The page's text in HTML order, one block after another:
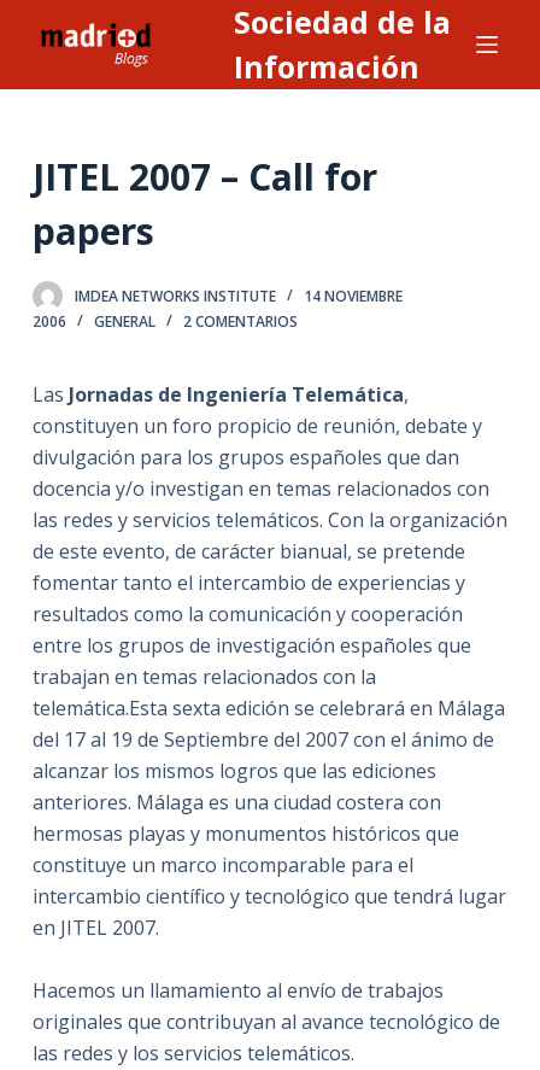
l
o
e
n
d
o
Sociedad de la
Información
JITEL 2007 – Call for
papers
IMDEA NETWORKS INSTITUTE
14 NOVIEMBRE
2006
GENERAL 2 COMENTARIOS
Las Jornadas de Ingeniería Telemática,
constituyen un foro propicio de reunión, debate y
divulgación para los grupos españoles que dan
docencia y/o investigan en temas relacionados con
las redes y servicios telemáticos. Con la organización
de este evento, de carácter bianual, se pretende
fomentar tanto el intercambio de experiencias y
resultados como la comunicación y cooperación
entre los grupos de investigación españoles que
trabajan en temas relacionados con la
telemática.Esta sexta edición se celebrará en Málaga
del 17 al 19 de Septiembre del 2007 con el ánimo de
alcanzar los mismos logros que las ediciones
anteriores. Málaga es una ciudad costera con
hermosas playas y monumentos históricos que
constituye un marco incomparable para el
intercambio científico y tecnológico que tendrá lugar
en JITEL 2007.
Hacemos un llamamiento al envío de trabajos
originales que contribuyan al avance tecnológico de
las redes y los servicios telemáticos.